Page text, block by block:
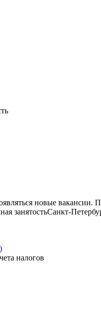
новые вакансии.
занятостьСанкт-
налогов